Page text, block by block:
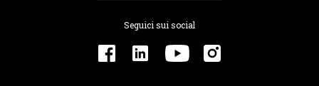
Seguici sui social